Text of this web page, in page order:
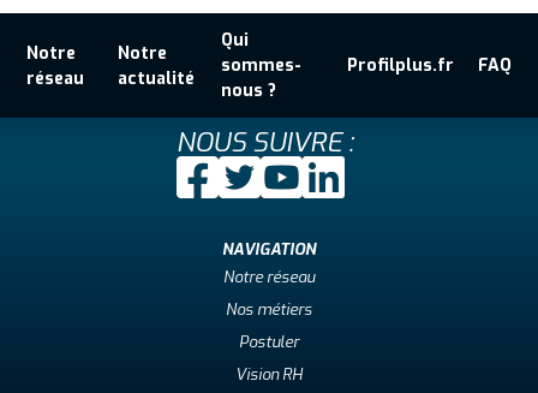
Notre
réseau
Notre
actualité
Qui
sommes-
nous ?
Profilplus.fr FAQ
NAVIGATION
Notre réseau
Nos métiers
Postuler
Vision RH
NOUS SUIVRE :